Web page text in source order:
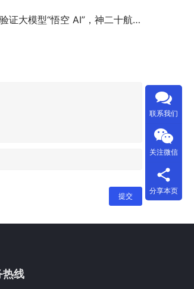
“悟空 AI”，神二十航天员乘组使用效果良好
提交
热线
联系我们
关注微信
分享本页